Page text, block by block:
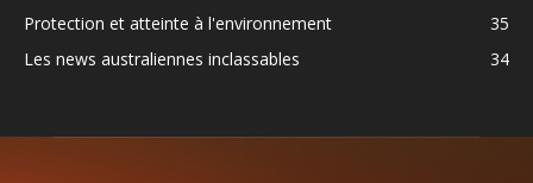
Protection et atteinte à l'environnement
35
Les news australiennes inclassables
34